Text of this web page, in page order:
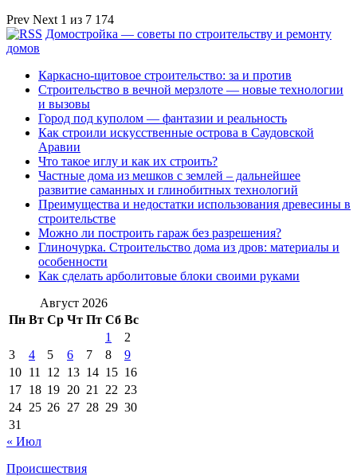
Prev Next 1 из 7 174
Домостройка — советы по строительству и ремонту
домов
Каркасно-щитовое строительство: за и против
Строительство в вечной мерзлоте — новые технологии
и вызовы
Город под куполом — фантазии и реальность
Как строили искусственные острова в Саудовской
Аравии
Что такое иглу и как их строить?
Частные дома из мешков с землей – дальнейшее
развитие саманных и глинобитных технологий
Преимущества и недостатки использования древесины в
строительстве
Можно ли построить гараж без разрешения?
Глиночурка. Строительство дома из дров: материалы и
особенности
Как сделать арболитовые блоки своими руками
Август 2026
Пн Вт Ср Чт Пт Сб Вс
1
2
3
4 5 6 7 8
9
10 11 12 13 14 15 16
17 18 19 20 21 22 23
24 25 26 27 28 29 30
31
« Июл
Происшествия